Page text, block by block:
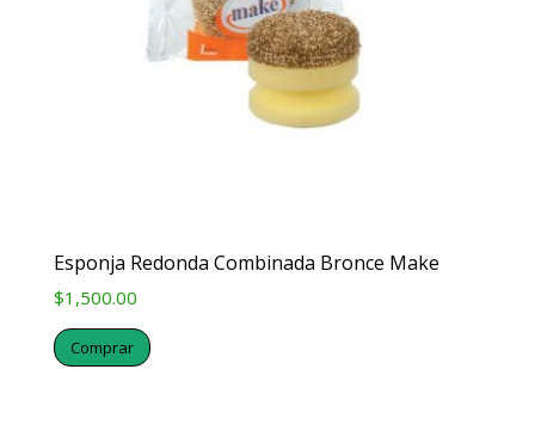
Esponja Redonda Combinada Bronce Make
$1,500.00
Comprar